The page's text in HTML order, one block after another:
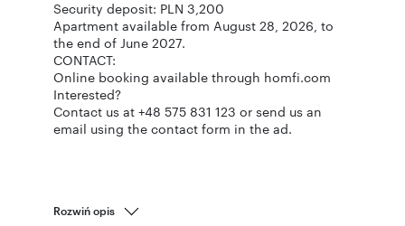
Security deposit: PLN 3,200
Apartment available from August 28, 2026, to
the end of June 2027.
CONTACT:
Online booking available through homfi.com
Interested?
Contact us at +48 575 831 123 or send us an
email using the contact form in the ad.
Rozwiń opis